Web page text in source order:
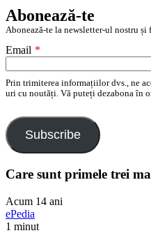
Abonează-te
Abonează-te la newsletter-ul nostru
Email *
Prin trimiterea informațiilor dvs., ne
uri cu noutăți. Vă puteți dezabona în
Subscribe
Care sunt primele trei
Acum 14 ani
ePedia
1 minut